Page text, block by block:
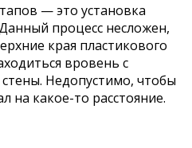
— это установка
процесс несложен,
края пластикового
вровень с
Недопустимо, чтобы
на какое-то расстояние.